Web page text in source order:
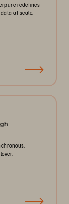
redefines
at scale.